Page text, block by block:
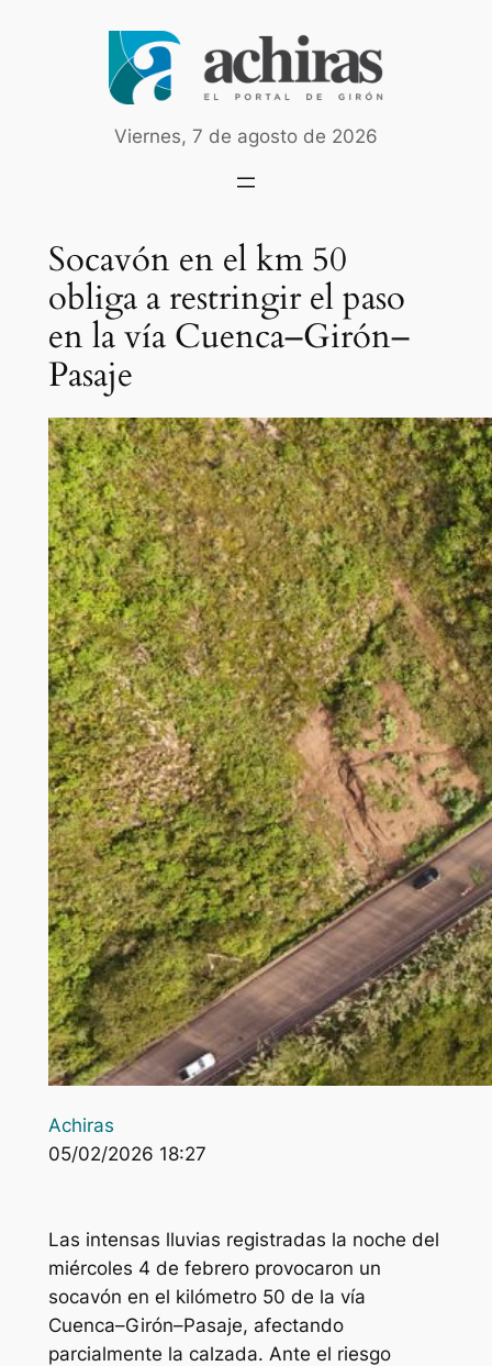
Viernes, 7 de agosto de 2026
Socavón en el km 50
obliga a restringir el paso
en la vía Cuenca–Girón–
Pasaje
Achiras
05/02/2026 18:27
Las intensas lluvias registradas la noche del
miércoles 4 de febrero provocaron un
socavón en el kilómetro 50 de la vía
Cuenca–Girón–Pasaje, afectando
parcialmente la calzada. Ante el riesgo